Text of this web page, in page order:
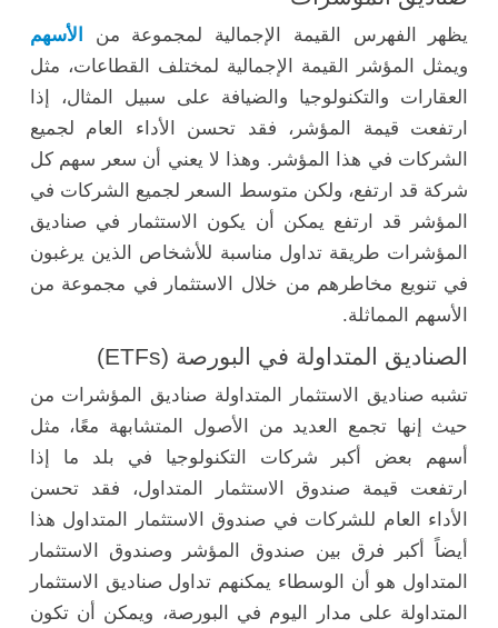
يظهر الفهرس القيمة الإجمالية لمجموعة من الأسهم
ويمثل المؤشر القيمة الإجمالية لمختلف القطاعات، مثل
العقارات والتكنولوجيا والضيافة على سبيل المثال، إذا
ارتفعت قيمة المؤشر، فقد تحسن الأداء العام لجميع
الشركات في هذا المؤشر. وهذا لا يعني أن سعر سهم كل
شركة قد ارتفع، ولكن متوسط ​​السعر لجميع الشركات في
المؤشر قد ارتفع يمكن أن يكون الاستثمار في صناديق
المؤشرات طريقة تداول مناسبة للأشخاص الذين يرغبون
في تنويع مخاطرهم من خلال الاستثمار في مجموعة من
الأسهم المماثلة.
الصناديق المتداولة في البورصة (ETFs)
تشبه صناديق الاستثمار المتداولة صناديق المؤشرات من
حيث إنها تجمع العديد من الأصول المتشابهة معًا، مثل
أسهم بعض أكبر شركات التكنولوجيا في بلد ما إذا
ارتفعت قيمة صندوق الاستثمار المتداول، فقد تحسن
الأداء العام للشركات في صندوق الاستثمار المتداول هذا
أيضاً أكبر فرق بين صندوق المؤشر وصندوق الاستثمار
المتداول هو أن الوسطاء يمكنهم تداول صناديق الاستثمار
المتداولة على مدار اليوم في البورصة، ويمكن أن تكون